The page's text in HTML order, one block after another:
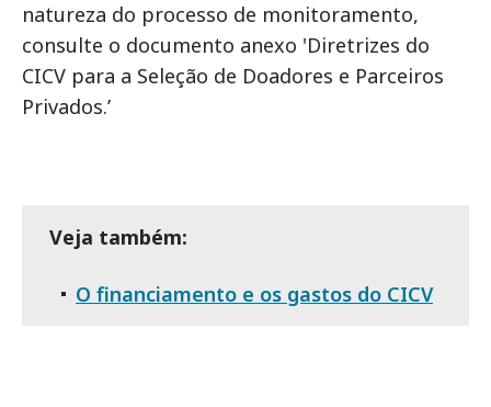
natureza do processo de monitoramento,
consulte o documento anexo 'Diretrizes do
CICV para a Seleção de Doadores e Parceiros
Privados.’
Veja também:
O financiamento e os gastos do CICV